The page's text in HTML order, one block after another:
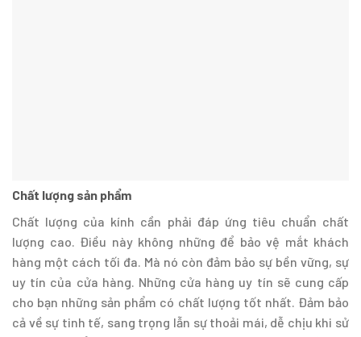
Chất lượng sản phẩm
Chất lượng của kính cần phải đáp ứng tiêu chuẩn chất
lượng cao. Điều này không những để bảo vệ mắt khách
hàng một cách tối đa. Mà nó còn đảm bảo sự bền vững, sự
uy tín của cửa hàng. Những cửa hàng uy tín sẽ cung cấp
cho bạn những sản phẩm có chất lượng tốt nhất. Đảm bảo
cả về sự tinh tế, sang trọng lẫn sự thoải mái, dễ chịu khi sử